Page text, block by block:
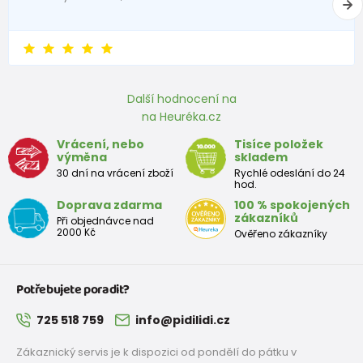
Přibližná tabulka velikostí batole
(cm)
(cm)
měsíců
68 - 80 47 52
18
měsíců
49
2 roky 86 - 92 51 56
Přibližná tabulka velikostí pro dívku
Výška
Prsa
Pás
Boky
Další hodnocení na
na Heuréka.cz
Vrácení, nebo
výměna
30 dní na vrácení zboží
Tisíce položek
skladem
Rychlé odeslání do 24
hod.
Doprava zdarma
Při objednávce nad
2000 Kč
100 % spokojených
zákazníků
Ověřeno zákazníky
Potřebujete poradit?
725 518 759 info@pidilidi.cz
Zákaznický servis je k dispozici od pondělí do pátku v